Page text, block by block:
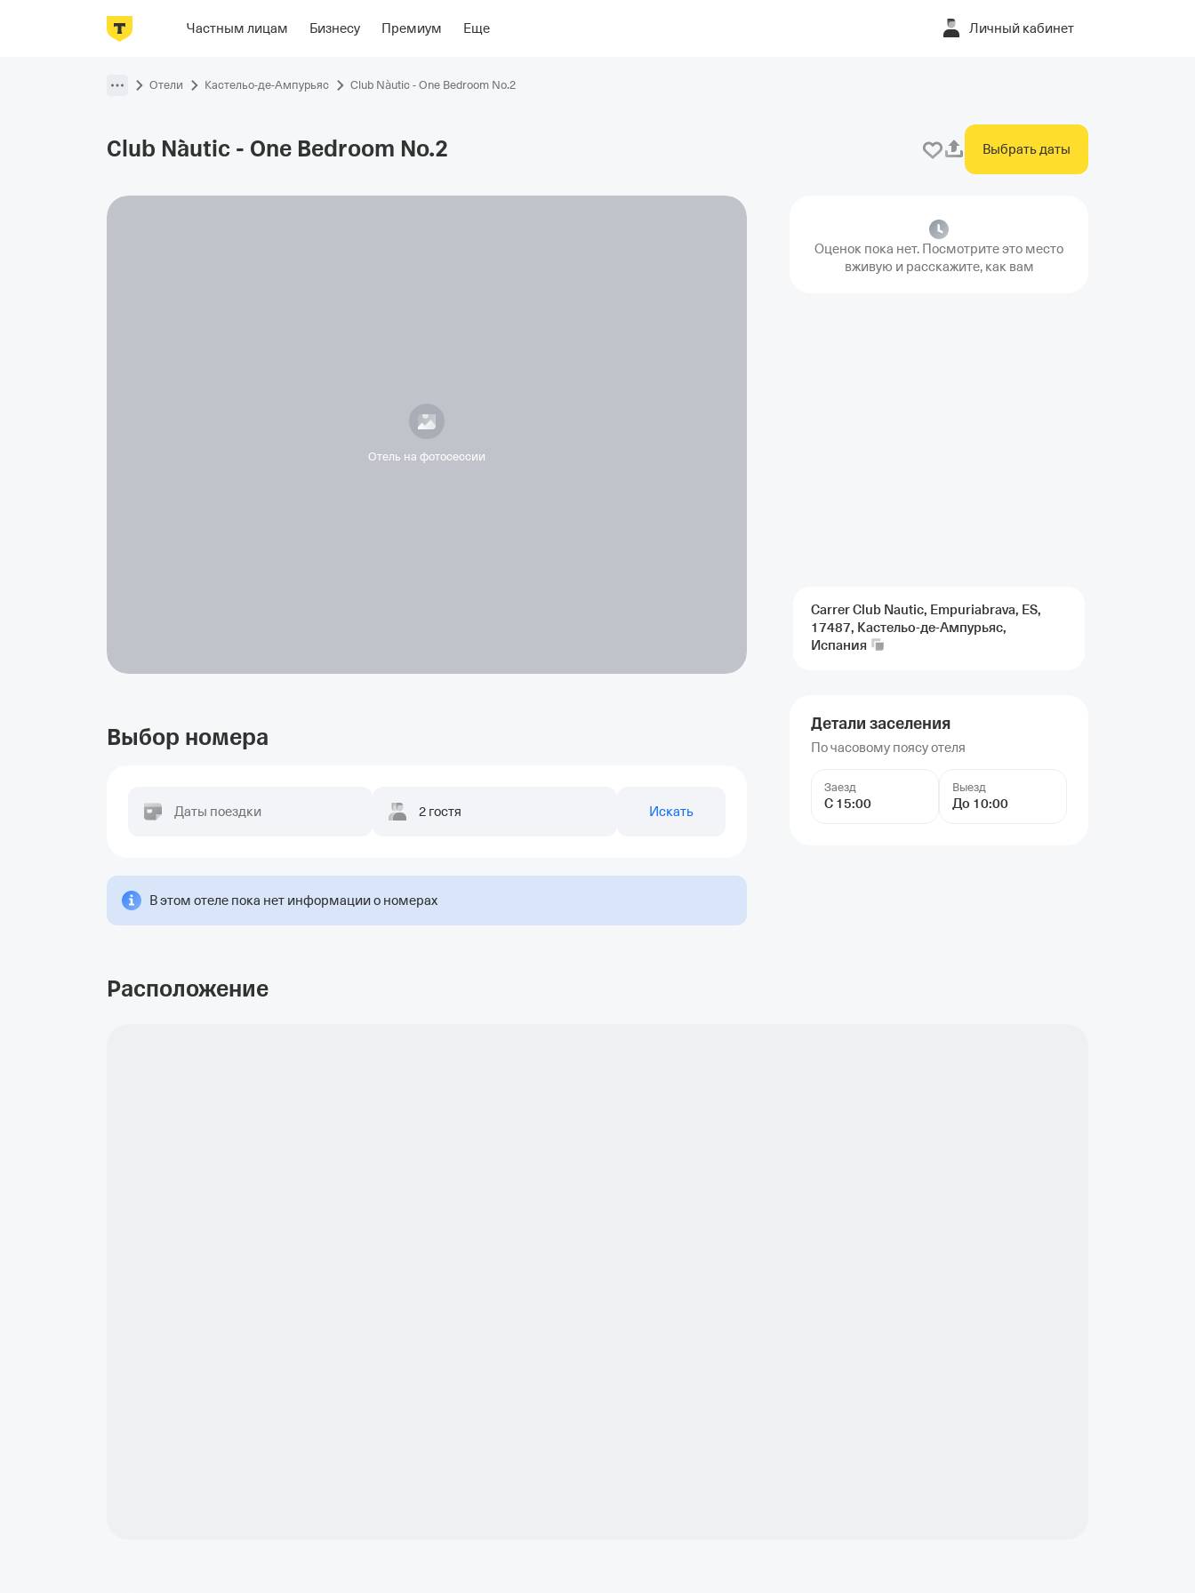
Частным лицам Бизнесу Премиум Еще Личный кабинет
Фотографии НомераРасположениеОб отеле
Отели Кастельо-де-Ампурьяс Club Nàutic - One Bedroom No.2
Club Nàutic - One Bedroom No.2 Выбрать даты
Отель на фотосессии
Оценок пока нет. Посмотрите это место
вживую и расскажите, как вам
Carrer Club Nautic, Empuriabrava, ES,
17487, Кастельо-де-Ампурьяс,
Испания
Детали заселения
По часовому поясу отеля
Заезд
С 15:00
Выезд
До 10:00
Выбор номера
Даты поездки 2 гостя Искать
В этом отеле пока нет информации о номерах
Расположение